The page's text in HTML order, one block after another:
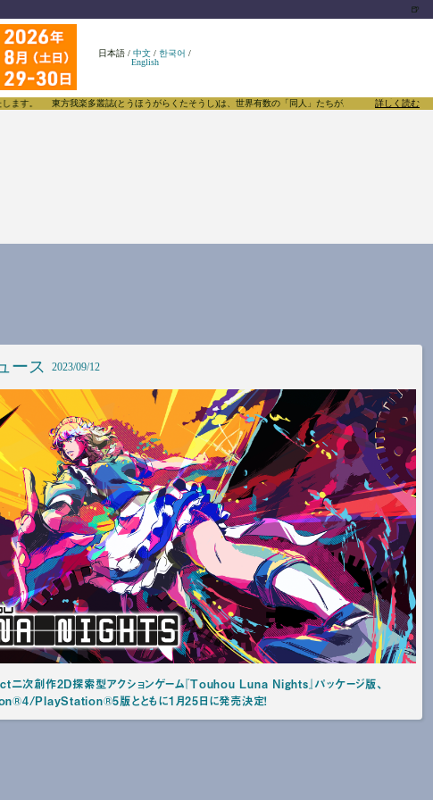
🍺
日本語 /中文 /한국어 /
English
す。 東方我楽多叢誌(とうほうがらくたそうし)は、世界有数の「同人」たちがあふれる東方Projectに
詳しく読む
ース 2023/09/12
次創作2D探索型アクションゲーム『Touhou Luna Nights』パッケージ版、
PlayStation®5版とともに1月25日に発売決定！